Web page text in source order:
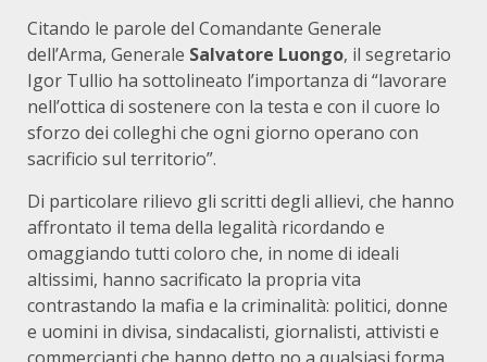
Citando le parole del Comandante Generale
dell’Arma, Generale Salvatore Luongo, il segretario
Igor Tullio ha sottolineato l’importanza di “lavorare
nell’ottica di sostenere con la testa e con il cuore lo
sforzo dei colleghi che ogni giorno operano con
sacrificio sul territorio”.
Di particolare rilievo gli scritti degli allievi, che hanno
affrontato il tema della legalità ricordando e
omaggiando tutti coloro che, in nome di ideali
altissimi, hanno sacrificato la propria vita
contrastando la mafia e la criminalità: politici, donne
e uomini in divisa, sindacalisti, giornalisti, attivisti e